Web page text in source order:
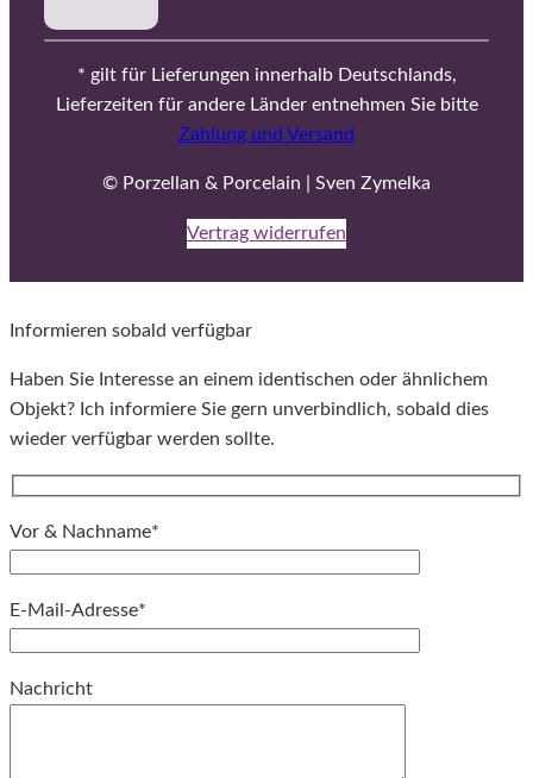
* gilt für Lieferungen innerhalb Deutschlands,
Lieferzeiten für andere Länder entnehmen Sie bitte
Zahlung und Versand
© Porzellan & Porcelain | Sven Zymelka
Vertrag widerrufen
Informieren sobald verfügbar
Haben Sie Interesse an einem identischen oder ähnlichem
Objekt? Ich informiere Sie gern unverbindlich, sobald dies
wieder verfügbar werden sollte.
Vor & Nachname*
E-Mail-Adresse*
Nachricht